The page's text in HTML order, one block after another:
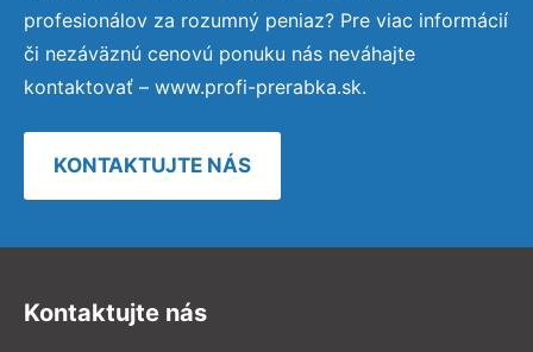
profesionálov za rozumný peniaz? Pre viac informácií
či nezáväznú cenovú ponuku nás neváhajte
kontaktovať – www.profi-prerabka.sk.
KONTAKTUJTE NÁS
Kontaktujte nás